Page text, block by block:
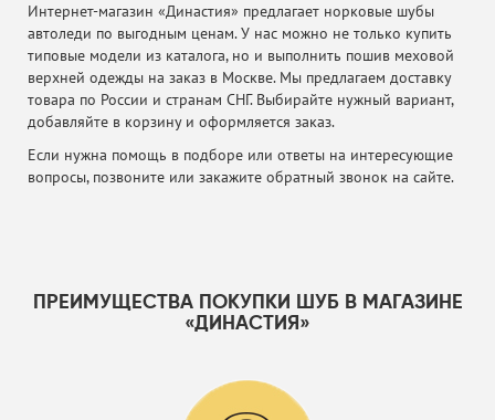
Интернет-магазин «Династия» предлагает норковые шубы
автоледи по выгодным ценам. У нас можно не только купить
типовые модели из каталога, но и выполнить пошив меховой
верхней одежды на заказ в Москве. Мы предлагаем доставку
товара по России и странам СНГ. Выбирайте нужный вариант,
добавляйте в корзину и оформляется заказ.
Если нужна помощь в подборе или ответы на интересующие
вопросы, позвоните или закажите обратный звонок на сайте.
ПРЕИМУЩЕСТВА ПОКУПКИ ШУБ В МАГАЗИНЕ
«ДИНАСТИЯ»